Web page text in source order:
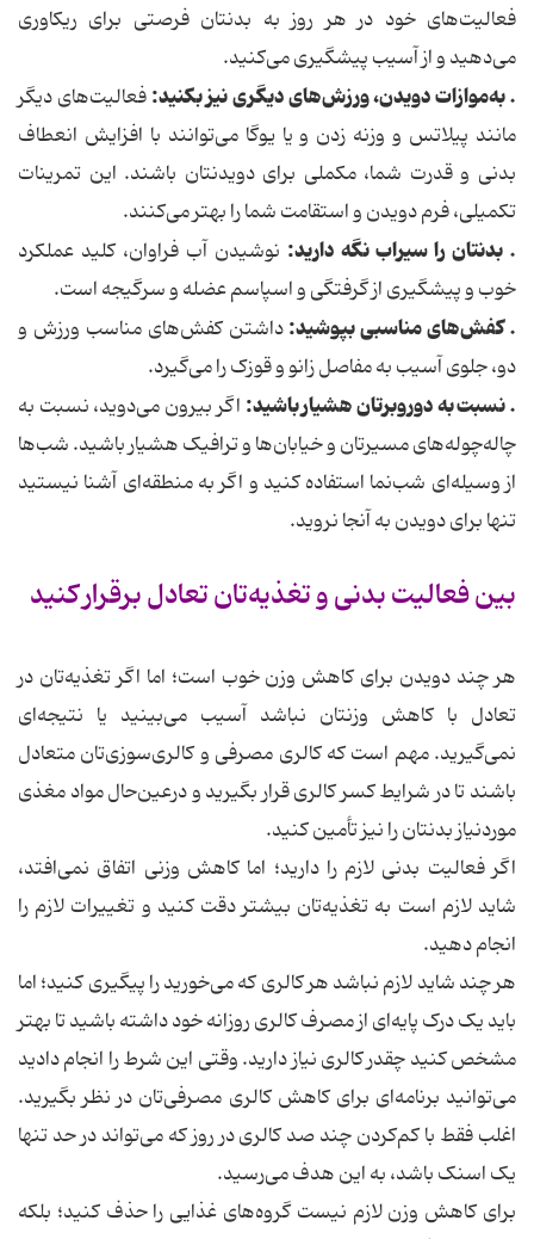
فعالیت‌های خود در هر روز به بدنتان فرصتی برای ریکاوری
می‌دهید و از آسیب پیشگیری می‌کنید.
. به‌موازات دویدن، ورزش‌های دیگری نیز بکنید:فعالیت‌های دیگر
مانند پیلاتس و وزنه زدن و یا یوگا می‌توانند با افزایش انعطاف
بدنی و قدرت شما، مکملی برای دویدنتان باشند. این تمرینات
تکمیلی، فرم دویدن و استقامت شما را بهتر می‌کنند.
. بدنتان را سیراب نگه دارید: نوشیدن آب فراوان، کلید عملکرد
خوب و پیشگیری از گرفتگی و اسپاسم عضله و سرگیجه است.
. کفش‌های مناسبی بپوشید:داشتن کفش‌های مناسب ورزش و
دو، جلوی آسیب به مفاصل زانو و قوزک را می‌گیرد.
. نسبت به دوروبرتان هشیار باشید: اگر بیرون می‌دوید، نسبت به
چاله‌چوله‌های مسیرتان و خیابان‌ها و ترافیک هشیار باشید. شب‌ها
از وسیله‌ای شب‌نما استفاده کنید و اگر به منطقه‌ای آشنا نیستید
تنها برای دویدن به آنجا نروید.
بین فعالیت بدنی و تغذیه‌تان تعادل برقرار کنید
هر چند دویدن برای کاهش وزن خوب است؛ اما اگر تغذیه‌تان در
تعادل با کاهش وزنتان نباشد آسیب می‌بینید یا نتیجه‌ای
نمی‌گیرید. مهم است که کالری مصرفی و کالری‌سوزی‌تان متعادل
باشند تا در شرایط کسر کالری قرار بگیرید و درعین‌حال مواد مغذی
موردنیاز بدنتان را نیز تأمین کنید.
اگر فعالیت بدنی لازم را دارید؛ اما کاهش وزنی اتفاق نمی‌افتد،
شاید لازم است به تغذیه‌تان بیشتر دقت کنید و تغییرات لازم را
انجام دهید.
هر چند شاید لازم نباشد هر کالری که می‌خورید را پیگیری کنید؛ اما
باید یک درک پایه‌ای از مصرف کالری روزانه خود داشته باشید تا بهتر
مشخص کنید چقدر کالری نیاز دارید. وقتی این شرط را انجام دادید
می‌توانید برنامه‌ای برای کاهش کالری مصرفی‌تان در نظر بگیرید.
اغلب فقط با کم‌کردن چند صد کالری در روز که می‌تواند در حد تنها
یک اسنک باشد، به این هدف می‌رسید.
برای کاهش وزن لازم نیست گروه‌های غذایی را حذف کنید؛ بلکه